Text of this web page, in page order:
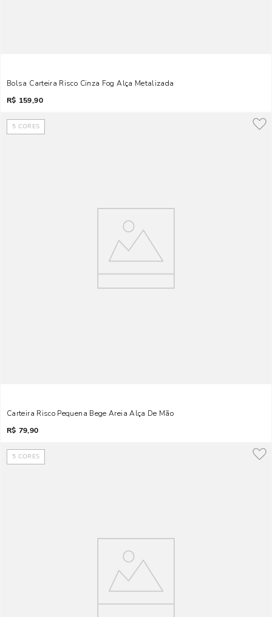
Bolsa Carteira Risco Cinza Fog Alça Metalizada
R$ 159,90
5 CORES
Carteira Risco Pequena Bege Areia Alça De Mão
R$ 79,90
5 CORES